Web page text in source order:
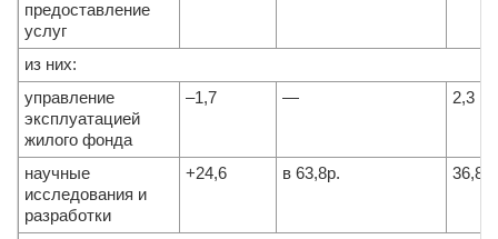
предоставление
услуг
из них:
управление
эксплуатацией
жилого фонда
–1,7 — 2,3
научные
исследования и
разработки
+24,6 в 63,8р. 36,8